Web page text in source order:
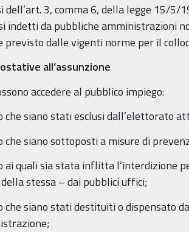
dell’art. 3, comma 6, della legge 15/5/
indetti da pubbliche amministrazioni
previsto dalle vigenti norme per il
all’assunzione
accedere al pubblico impiego:
che siano stati esclusi dall’elettorato
che siano sottoposti a misure di
ai quali sia stata inflitta l’interdizione
stessa – dai pubblici uffici;
che siano stati destituiti o dispensato